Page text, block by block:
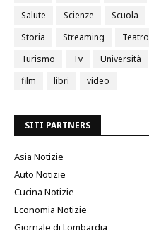
Salute
Scienze Scuola
Storia
Streaming Teatro
Turismo
Tv Università
film
libri video
SITI PARTNERS
Asia Notizie
Auto Notizie
Cucina Notizie
Economia Notizie
Giornale di Lombardia